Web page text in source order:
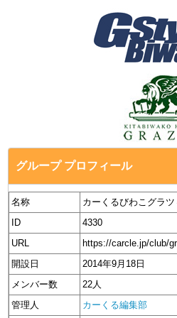
グループ プロフィール
名称
カーくるびわこグラ
ID
4330
URL
https://carcle.jp/club/
開設日
2014年9月18日
メンバー数
22人
管理人
カーくる編集部